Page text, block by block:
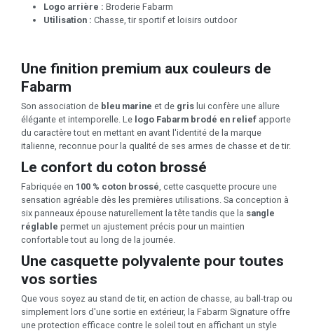
Logo arrière : Broderie Fabarm
Utilisation : Chasse, tir sportif et loisirs outdoor
Une finition premium aux couleurs de
Fabarm
Son association de bleu marine et de gris lui confère une allure
élégante et intemporelle. Le logo Fabarm brodé en relief apporte
du caractère tout en mettant en avant l'identité de la marque
italienne, reconnue pour la qualité de ses armes de chasse et de tir.
Le confort du coton brossé
Fabriquée en 100 % coton brossé , cette casquette procure une
sensation agréable dès les premières utilisations. Sa conception à
six panneaux épouse naturellement la tête tandis que la sangle
réglable permet un ajustement précis pour un maintien
confortable tout au long de la journée.
Une casquette polyvalente pour toutes
vos sorties
Que vous soyez au stand de tir, en action de chasse, au ball-trap ou
simplement lors d'une sortie en extérieur, la Fabarm Signature offre
une protection efficace contre le soleil tout en affichant un style